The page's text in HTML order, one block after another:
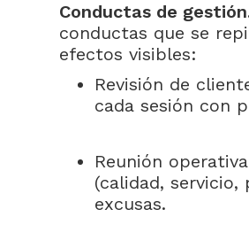
Conductas de
conductas que se
efectos visibles:
Revisión de
cada sesión con
Reunión
(calidad,
excusas.